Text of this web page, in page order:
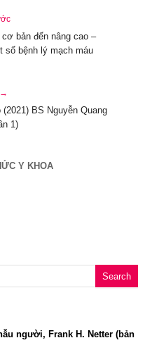
bản đến nâng cao –
số bệnh lý mạch máu
→
BS Nguyễn Quang
1)
Y KHOA
người, Frank H. Netter (bản